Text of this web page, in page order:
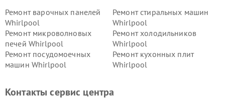
Ремонт варочных панелей
Whirlpool
Ремонт стиральных машин
Whirlpool
Ремонт микроволновых
печей Whirlpool
Ремонт холодильников
Whirlpool
Ремонт посудомоечных
машин Whirlpool
Ремонт кухонных плит
Whirlpool
Контакты сервис центра